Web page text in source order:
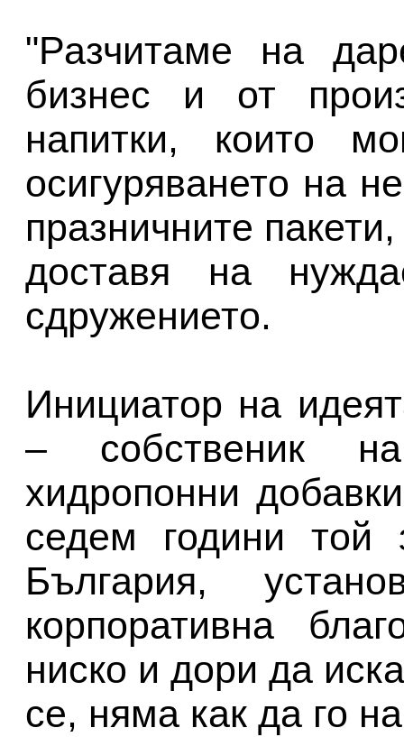
"Разчитаме на
бизнес и от
напитки, които
осигуряването на
празничните
доставя на
сдружението.
Инициатор на
– собственик
хидропонни
седем години той
България,
корпоративна
ниско и дори да
се, няма как да го